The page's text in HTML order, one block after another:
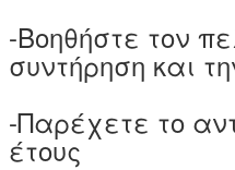
-Βοηθήστε τον
συντήρηση και
-Παρέχετε το
έτους